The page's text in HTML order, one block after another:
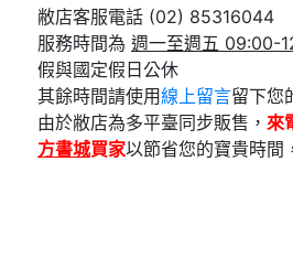
敝店客服電話 (02) 85316044
服務時間為 週一至週五 09:00-
假與國定假日公休
其餘時間請使用線上留言
由於敝店為多平臺同步販售， 來
方書城買家以節省您的寶貴時間